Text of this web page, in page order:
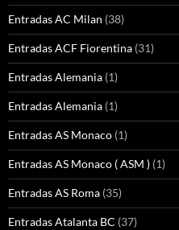
Entradas AC Milan (38)
Entradas ACF Fiorentina (31)
Entradas Alemania (1)
Entradas Alemania (1)
Entradas AS Monaco (1)
Entradas AS Monaco ( ASM ) (1)
Entradas AS Roma (35)
Entradas Atalanta BC (37)